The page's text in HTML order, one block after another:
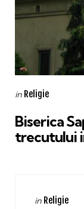
Categories
Posted
in Religie
Biserica
trecutului
Categories
Posted
in Religie